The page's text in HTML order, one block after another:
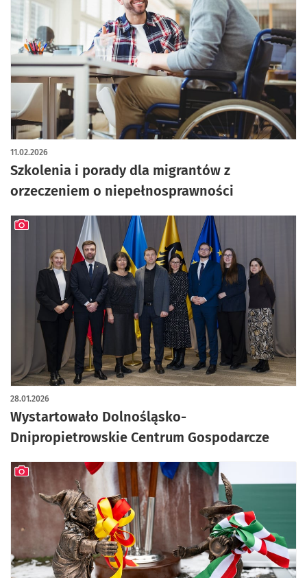
Szkolenia i porady dla migrantów z
orzeczeniem o niepełnosprawności
11.02.2026
Wystartowało Dolnośląsko-
Dnipropietrowskie Centrum Gospodarcze
28.01.2026
artykuł z galerią zdjęć